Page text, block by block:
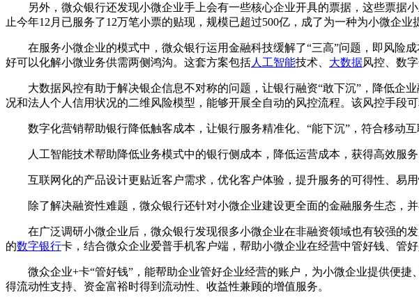
另外，微众银行还发现小微企业手上会有一些核心企业开具的票据，这些票
止今年12月已服务了12万笔小票的贴现，规模已超过500亿，成了为一种为小微企业
在服务小微企业的模式中，微众银行运用金融科技缓解了“三高”问题，即风险
好可以化解小微业务供需两侧鸿沟。这套方案包括人工智能技术、 大数据风控、数
大数据风控有助于解决银企信息不对称的问题，让银行融资“敢下沉”，降低企
况和法人个人信用状况的二维风险模型，能够开展全自动的风控流程。该风控手段可
数字化营销帮助银行降低触客成本，让银行服务精准化、“能下沉”，符合移动
人工智能技术帮助降低业务模式中的银行侧成本，降低运营成本，获得高效服务
互联网化的产品设计更贴近客户需求，优化客户体验，提升服务的可得性、易用
除了解决融资性难题，微众银行还针对小微企业建设更全面的金融服务生态，
在广泛调研小微企业后，微众银行发现很多小微企业在非融资领域也有较强的
的数字银行卡，结合微众企业爱普手机客户端，帮助小微企业在经营中管好钱、管好
微众企业+卡“管好钱”，能帮助企业管好企业经营的账户，为小微企业提供便
得流动性支持、资金富裕时得到流动性、收益性兼顾的增值服务。